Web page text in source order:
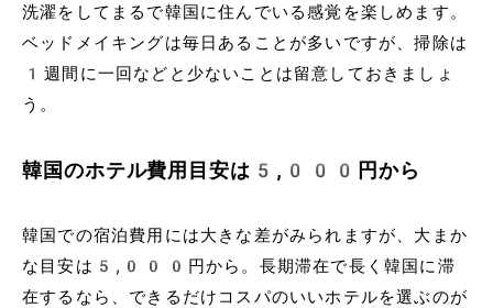
洗濯をしてまるで韓国に住んでいる感覚を楽しめます。
ベッドメイキングは毎日あることが多いですが、掃除は
1週間に一回などと少ないことは留意しておきましょ
う。
韓国のホテル費用目安は5,000円から
韓国での宿泊費用には大きな差がみられますが、大まか
な目安は5,000円から。長期滞在で長く韓国に滞
在するなら、できるだけコスパのいいホテルを選ぶのが